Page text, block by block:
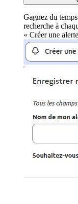
Gagnez du
recherche à
« Créer une